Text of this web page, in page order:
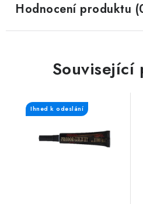
Hodnocení produktu
Související
Ihned k odeslání